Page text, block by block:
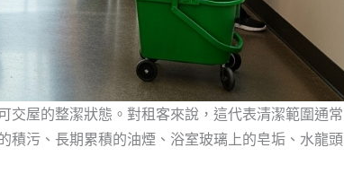
屋的整潔狀態。對租客來說，這代表清潔範圍通常
積污、長期累積的油煙、浴室玻璃上的皂垢、水龍頭